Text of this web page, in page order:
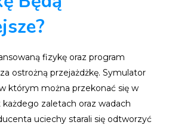
fizykę oraz program
ostrożną przejażdżkę. Symulator
którym można przekonać się w
zaletach oraz wadach
uciechy starali się odtworzyć